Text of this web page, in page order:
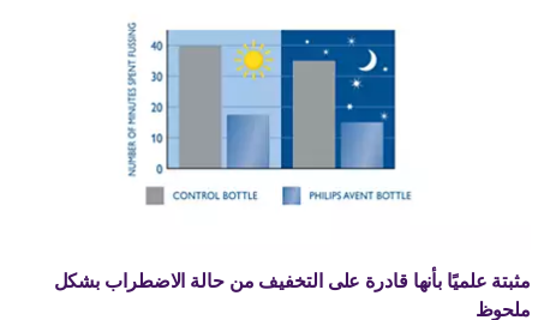
مثبتة علميًا بأنها قادرة على التخفيف من حالة الاضطراب بشكل
ملحوظ